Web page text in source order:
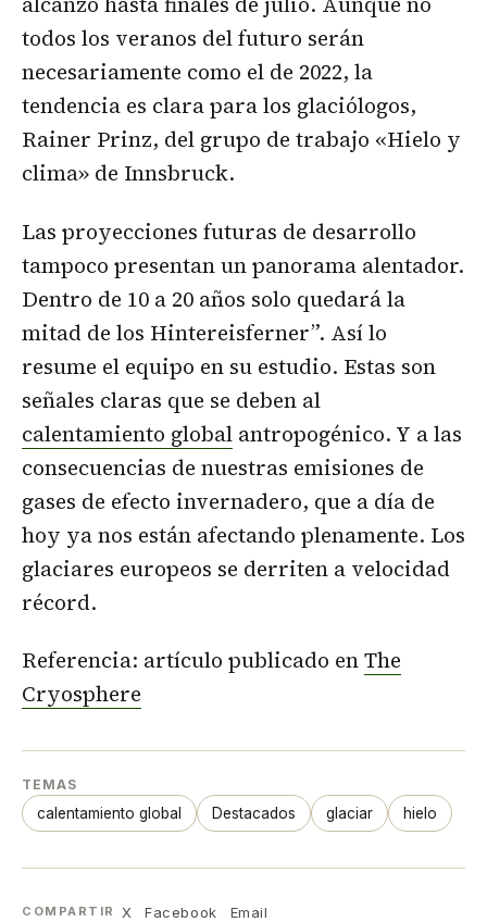
todos los veranos del futuro serán
necesariamente como el de 2022, la
tendencia es clara para los glaciólogos,
Rainer Prinz, del grupo de trabajo «Hielo y
clima» de Innsbruck.
Las proyecciones futuras de desarrollo
tampoco presentan un panorama alentador.
Dentro de 10 a 20 años solo quedará la
mitad de los Hintereisferner”. Así lo
resume el equipo en su estudio. Estas son
señales claras que se deben al
calentamiento global antropogénico. Y a las
consecuencias de nuestras emisiones de
gases de efecto invernadero, que a día de
hoy ya nos están afectando plenamente. Los
glaciares europeos se derriten a velocidad
récord.
Referencia: artículo publicado enThe
Cryosphere
TEMAS
calentamiento global Destacados glaciar hielo
COMPARTIR X Facebook Email